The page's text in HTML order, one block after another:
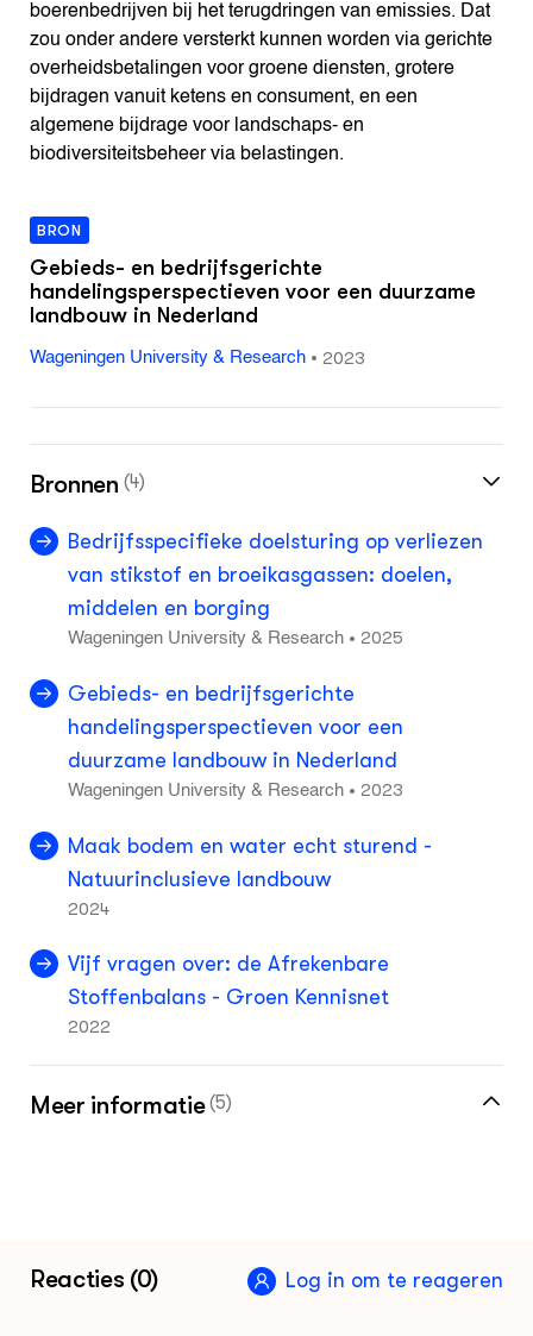
boerenbedrijven bij het terugdringen van emissies. Dat
zou onder andere versterkt kunnen worden via gerichte
overheidsbetalingen voor groene diensten, grotere
bijdragen vanuit ketens en consument, en een
algemene bijdrage voor landschaps- en
biodiversiteitsbeheer via belastingen.
BRON
Gebieds- en bedrijfsgerichte
handelingsperspectieven voor een duurzame
landbouw in Nederland
Wageningen University & Research• 2023
Bronnen (4)
Bedrijfsspecifieke doelsturing op verliezen
van stikstof en broeikasgassen: doelen,
middelen en borging
Wageningen University & Research• 2025
Gebieds- en bedrijfsgerichte
handelingsperspectieven voor een
duurzame landbouw in Nederland
Wageningen University & Research• 2023
Maak bodem en water echt sturend -
Natuurinclusieve landbouw
2024
Vijf vragen over: de Afrekenbare
Stoffenbalans - Groen Kennisnet
2022
Meer informatie (5)
Stoffenbalans - Groen Kennisnet
Reacties (0) Log in om te reageren